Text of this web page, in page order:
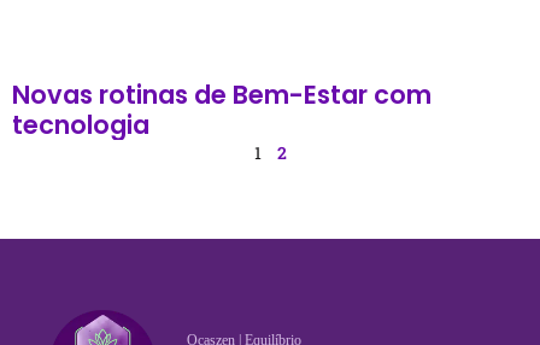
Novas rotinas de Bem-Estar com
tecnologia
1 2
Ocaszen | Equilíbrio